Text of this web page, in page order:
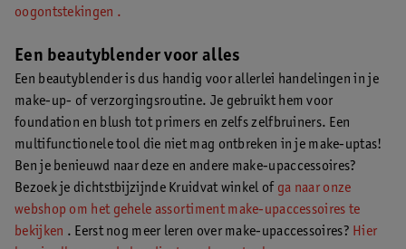
oogontstekingen .
Een beautyblender voor alles
Een beautyblender is dus handig voor allerlei handelingen in je
make-up- of verzorgingsroutine. Je gebruikt hem voor
foundation en blush tot primers en zelfs zelfbruiners. Een
multifunctionele tool die niet mag ontbreken in je make-uptas!
Ben je benieuwd naar deze en andere make-upaccessoires?
Bezoek je dichtstbijzijnde Kruidvat winkel of ga naar onze
webshop om het gehele assortiment make-upaccessoires te
bekijken . Eerst nog meer leren over make-upaccessoires? Hier